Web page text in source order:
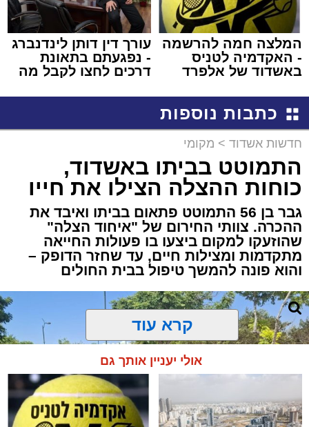
המלצה חמה להרשמה
- האקדמיה לטניס
באשדוד של אלפרד
עורך דין דותן לינדנברג
- נפגעתם בתאונת
דרכים לחצו לקבל מה
כתבות נוספות
חדשות אשדוד > מקומי
התמוטט בביתו באשדוד,
כוחות ההצלה הצילו את חייו
גבר בן 56 התמוטט פתאום בביתו ואיבד את
ההכרה. צוותי החירום של "איחוד הצלה"
שהוזעקו למקום ביצעו בו פעולות החייאה
מתקדמות ומצילות חיים, עד שחזר הדופק –
והוא פונה להמשך טיפול בבית החולים
קרא עוד
אולי יעניין אותך גם